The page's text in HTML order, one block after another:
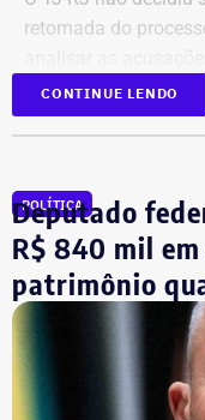
retomada do
houve uso indevido
A ação popular,
Lyra Reis, aléga que
da prefeitura em
Município e em
conteúdos que,
do poder público e
prefeito e
CONTINUE LENDO
POLÍTICA
Deputado
R$ 840 mil
patrimônio